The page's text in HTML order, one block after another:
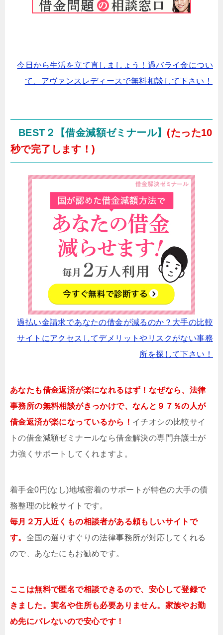
今日から生活を立て直しましょう！過バライ金につい
て、アヴァンスレディースで無料相談して下さい！
BEST２【借金減額ゼミナール】 (たった10
秒で完了します！)
過払い金請求であなたの借金が減るのか？大手の比較
サイトにアクセスしてデメリットやリスクがない事務
所を探して下さい！
あなたも借金返済が楽になれるはず！なぜなら、法律
事務所の無料相談がきっかけで、なんと９７％の人が
借金返済が楽になっているから！ イチオシの比較サイ
トの借金減額ゼミナールなら借金解決の専門弁護士が
力強くサポートしてくれますよ。
着手金0円(なし)地域密着のサポートが特色の大手の債
務整理の比較サイトです。
毎月２万人近くもの相談者がある頼もしいサイトで
す。 全国の選りすぐりの法律事務所が対応してくれる
ので、あなたにもお勧めです。
ここは無料で匿名で相談できるので、安心して登録で
きました。実名や住所も必要ありません。家族やお勤
め先にバレないので安心です！